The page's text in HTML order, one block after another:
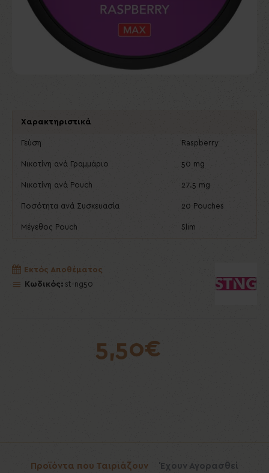
Χαρακτηριστικά
Γεύση Raspberry
Νικοτίνη ανά Γραμμάριο 50 mg
Νικοτίνη ανά Pouch 27.5 mg
Ποσότητα ανά Συσκευασία 20 Pouches
Μέγεθος Pouch Slim
5,50€
Εκτός Αποθέματος
Κωδικός: st-ng50
Προϊόντα που Ταιριάζουν Έχουν Αγορασθεί